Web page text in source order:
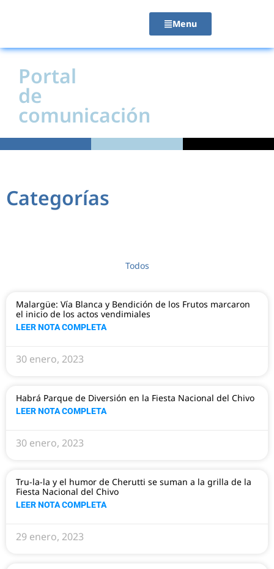
Menu
Portal
de
comunicación
Categorías
Todos
Malargüe: Vía Blanca y Bendición de los Frutos marcaron
el inicio de los actos vendimiales
LEER NOTA COMPLETA
30 enero, 2023
Habrá Parque de Diversión en la Fiesta Nacional del Chivo
LEER NOTA COMPLETA
30 enero, 2023
Tru-la-la y el humor de Cherutti se suman a la grilla de la
Fiesta Nacional del Chivo
LEER NOTA COMPLETA
29 enero, 2023